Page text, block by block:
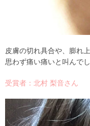
皮膚の切れ具合や、膨れ
思わず痛い痛いと叫んで
受賞者：北村 梨音さん